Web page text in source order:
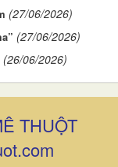
(27/06/2026)
(27/06/2026)
(26/06/2026)
THUỘT